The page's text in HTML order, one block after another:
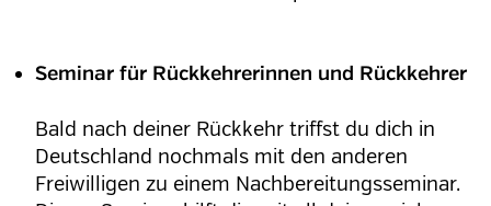
Seminar für Rückkehrerinnen und Rückkehrer
Bald nach deiner Rückkehr triffst du dich in
Deutschland nochmals mit den anderen
Freiwilligen zu einem Nachbereitungsseminar.